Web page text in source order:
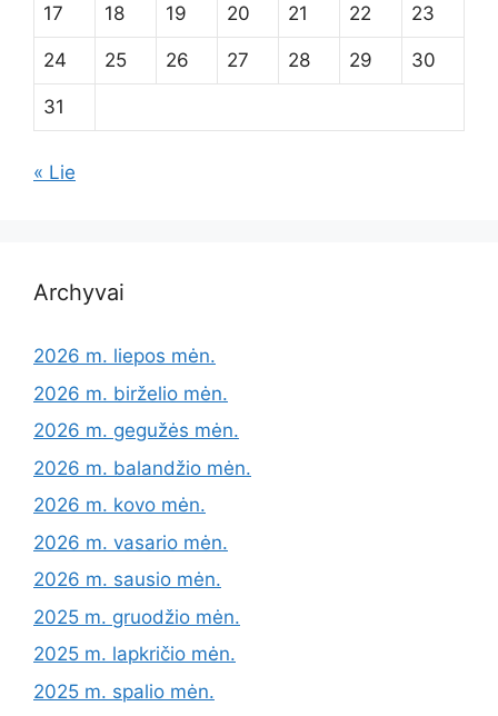
17 18 19 20 21 22 23
24 25 26 27 28 29 30
31
« Lie
Archyvai
2026 m. liepos mėn.
2026 m. birželio mėn.
2026 m. gegužės mėn.
2026 m. balandžio mėn.
2026 m. kovo mėn.
2026 m. vasario mėn.
2026 m. sausio mėn.
2025 m. gruodžio mėn.
2025 m. lapkričio mėn.
2025 m. spalio mėn.